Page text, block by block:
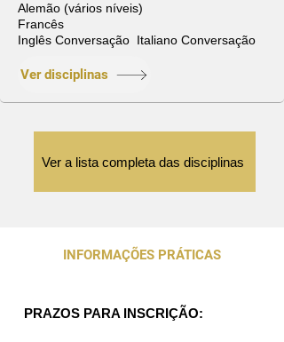
Alemão (vários níveis)
Francês
Inglês Conversação Italiano Conversação
Ver disciplinas
Ver a lista completa das disciplinas
INFORMAÇÕES PRÁTICAS
PRAZOS PARA INSCRIÇÃO: